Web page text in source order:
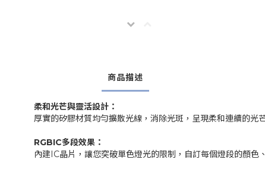
商品描述
柔和光芒與靈活設計：
厚實的矽膠材質均勻擴散光線，消除光斑，呈現柔和連續的
RGBIC多段效果：
內建IC晶片，讓您突破單色燈光的限制，自訂每個燈段的顏